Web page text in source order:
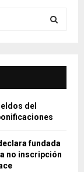
E
A
H
del
fundada
no inscripción